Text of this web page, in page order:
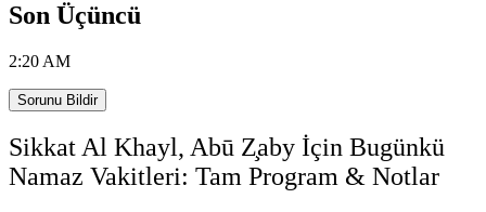
Son Üçüncü
2:20 AM
Sorunu Bildir
Sikkat Al Khayl, Abū Z̧aby İçin Bugünkü
Namaz Vakitleri: Tam Program & Notlar